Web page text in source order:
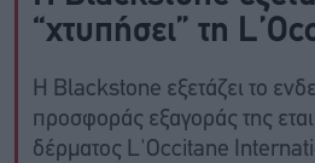
“χτυπήσει” τη
Η Blackstone εξετάζει το
προσφοράς εξαγοράς της
δέρματος L'Occitane